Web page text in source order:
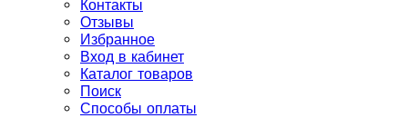
Контакты
Отзывы
Избранное
Вход в кабинет
Каталог товаров
Поиск
Способы оплаты